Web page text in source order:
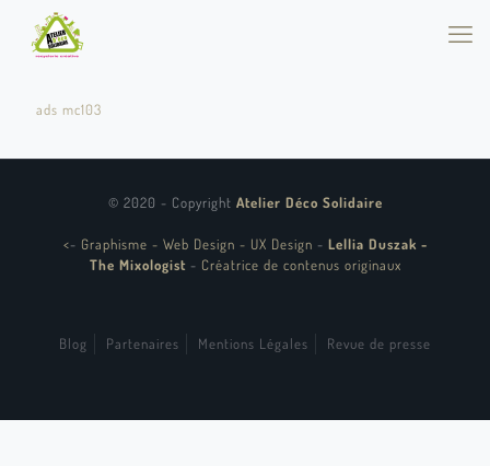
ads mc103
© 2020 - Copyright Atelier Déco Solidaire
<- Graphisme - Web Design - UX Design - Lellia Duszak -
The Mixologist - Créatrice de contenus originaux
Blog Partenaires Mentions Légales Revue de presse